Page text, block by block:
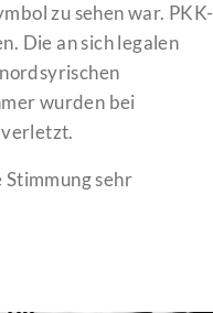
zu sehen war. PKK-
Die an sich legalen
wurden bei
sehr